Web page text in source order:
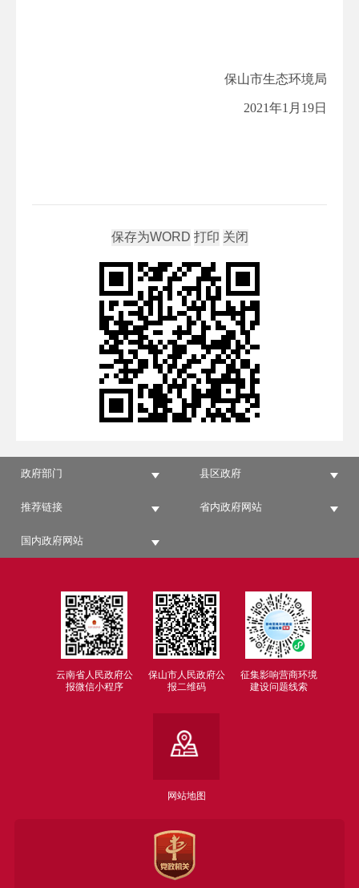
保山市生态环境局
2021年1月19日
政府部门 县区政府
推荐链接 省内政府网站
国内政府网站
云南省人民政府公
报微信小程序
保山市人民政府公
报二维码
征集影响营商环境
建设问题线索
网站地图